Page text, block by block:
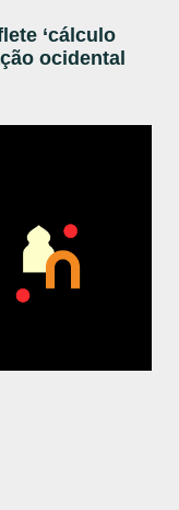
‘cálculo
ocidental